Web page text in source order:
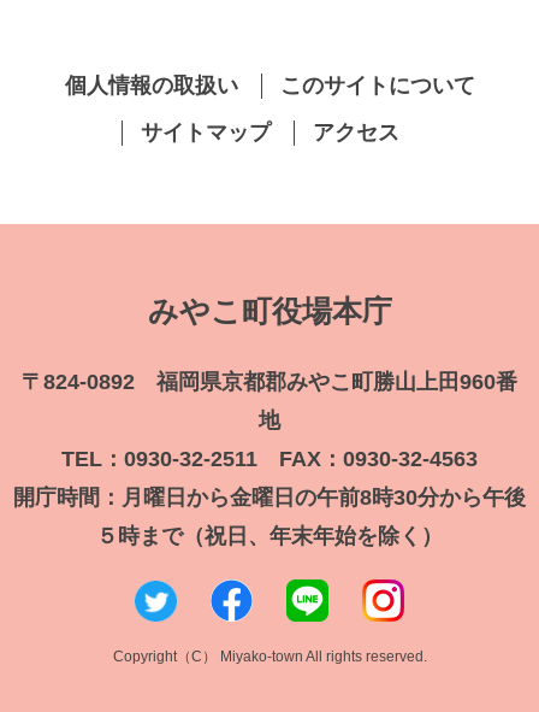
個人情報の取扱い
このサイトについて
サイトマップ
アクセス
みやこ町役場本庁
〒824-0892 福岡県京都郡みやこ町勝山上田960番
地
TEL：0930-32-2511 FAX：0930-32-4563
開庁時間：月曜日から金曜日の午前8時30分から午後
５時まで（祝日、年末年始を除く）
Copyright（C） Miyako-town All rights reserved.